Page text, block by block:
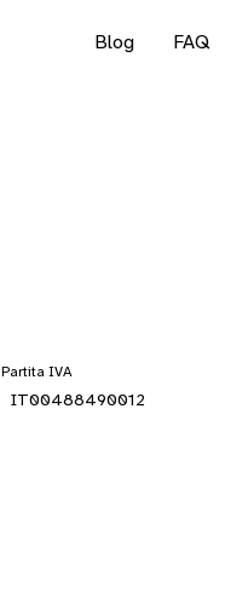
Blog FAQ
Partita IVA
IT00488490012